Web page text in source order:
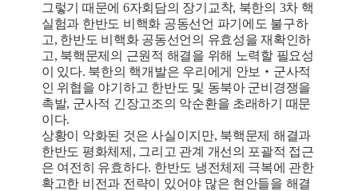
그렇기 때문에 6자회담의 장기교착, 북한의 3차 핵
실험과 한반도 비핵화 공동선언 파기에도 불구하
고, 한반도 비핵화 공동선언의 유효성을 재확인하
고, 북핵문제의 근원적 해결을 위해 노력할 필요성
이 있다. 북한의 핵개발은 우리에게 안보‧군사적
인 위협을 야기하고 한반도 및 동북아 군비경쟁을
촉발, 군사적 긴장고조의 악순환을 초래하기 때문
이다.
상황이 악화된 것은 사실이지만, 북핵문제 해결과
한반도 평화체제, 그리고 관계 개선의 포괄적 접근
은 여전히 유효하다. 한반도 냉전체제 극복에 관한
확고한 비전과 전략이 있어야 많은 현안들을 해결